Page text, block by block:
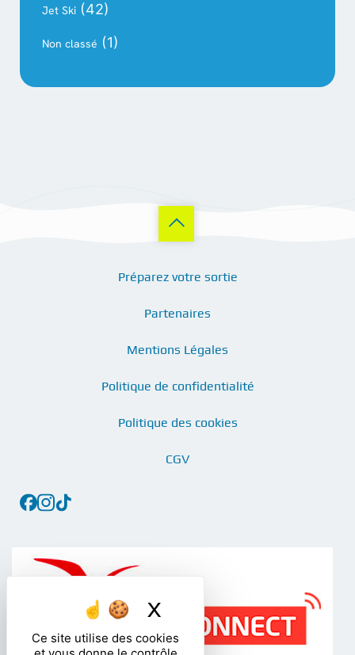
Ce site utilise des cookies
XMasquer le
Jet Ski (42)
Non classé (1)
Préparez votre sortie
Partenaires
Mentions Légales
Politique de confidentialité
Politique des cookies
CGV